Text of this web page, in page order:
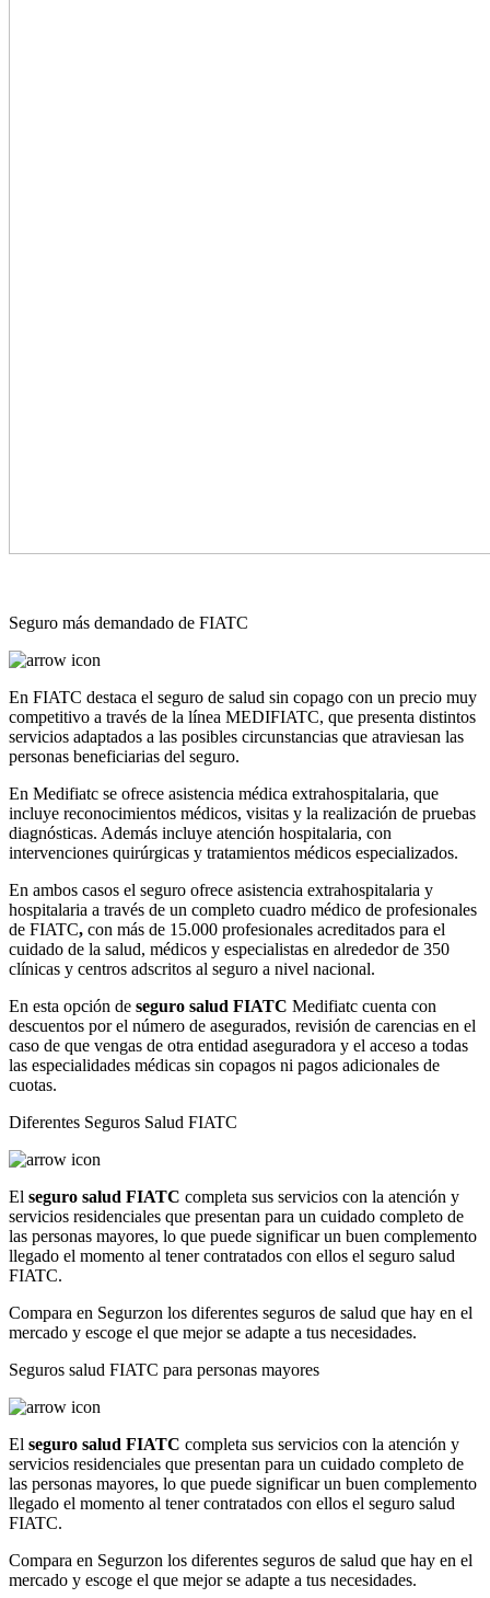
Seguro más demandado de FIATC
En FIATC destaca el seguro de salud sin copago con un precio muy
competitivo a través de la línea MEDIFIATC, que presenta distintos
servicios adaptados a las posibles circunstancias que atraviesan las
personas beneficiarias del seguro.
En Medifiatc se ofrece asistencia médica extrahospitalaria, que
incluye reconocimientos médicos, visitas y la realización de pruebas
diagnósticas. Además incluye atención hospitalaria, con
intervenciones quirúrgicas y tratamientos médicos especializados.
En ambos casos el seguro ofrece asistencia extrahospitalaria y
hospitalaria a través de un completo cuadro médico de profesionales
de FIATC, con más de 15.000 profesionales acreditados para el
cuidado de la salud, médicos y especialistas en alrededor de 350
clínicas y centros adscritos al seguro a nivel nacional.
En esta opción de seguro salud FIATC Medifiatc cuenta con
descuentos por el número de asegurados, revisión de carencias en el
caso de que vengas de otra entidad aseguradora y el acceso a todas
las especialidades médicas sin copagos ni pagos adicionales de
cuotas.
Diferentes Seguros Salud FIATC
El seguro salud FIATC completa sus servicios con la atención y
servicios residenciales que presentan para un cuidado completo de
las personas mayores, lo que puede significar un buen complemento
llegado el momento al tener contratados con ellos el seguro salud
FIATC.
Compara en Segurzon los diferentes seguros de salud que hay en el
mercado y escoge el que mejor se adapte a tus necesidades.
Seguros salud FIATC para personas mayores
El seguro salud FIATC completa sus servicios con la atención y
servicios residenciales que presentan para un cuidado completo de
las personas mayores, lo que puede significar un buen complemento
llegado el momento al tener contratados con ellos el seguro salud
FIATC.
Compara en Segurzon los diferentes seguros de salud que hay en el
mercado y escoge el que mejor se adapte a tus necesidades.